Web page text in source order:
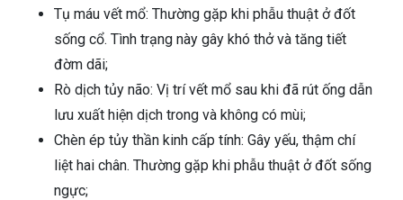
Tụ máu vết mổ: Thường gặp khi phẫu thuật ở đốt
sống cổ. Tình trạng này gây khó thở và tăng tiết
đờm dãi;
Rò dịch tủy não: Vị trí vết mổ sau khi đã rút ống dẫn
lưu xuất hiện dịch trong và không có mùi;
Chèn ép tủy thần kinh cấp tính: Gây yếu, thậm chí
liệt hai chân. Thường gặp khi phẫu thuật ở đốt sống
ngực;